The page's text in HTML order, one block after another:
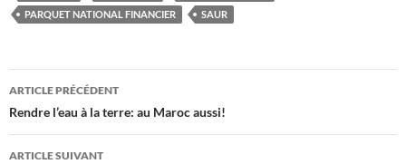
PARQUET NATIONAL FINANCIER
SAUR
Navigation
des
articles
ARTICLE PRÉCÉDENT
Rendre l’eau à la terre: au Maroc aussi!
ARTICLE SUIVANT